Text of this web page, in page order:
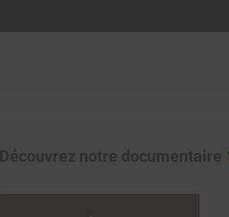
Découvrez notre documentaire